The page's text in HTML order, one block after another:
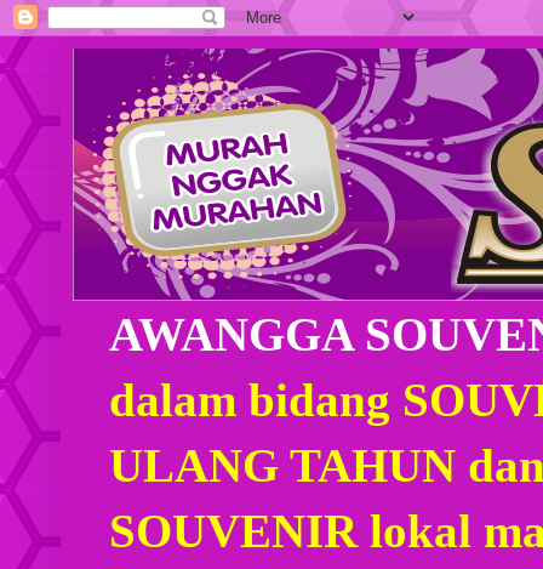
AWANGGA
dalam bidang
ULANG TAHUN
SOUVENIR lokal